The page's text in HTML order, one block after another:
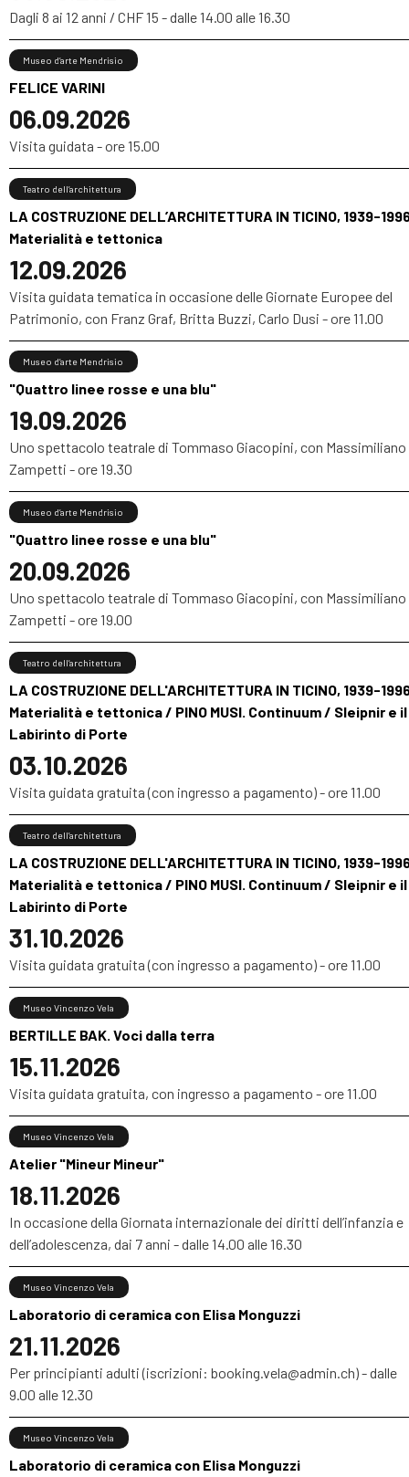
Dagli 8 ai 12 anni / CHF 15 - dalle 14.00 alle 16.30
FELICE VARINI
06.09.2026
Museo d’arte Mendrisio
Visita guidata - ore 15.00
LA COSTRUZIONE DELL’ARCHITETTURA IN TICINO, 1939-
Materialità e tettonica
12.09.2026
Teatro dell’architettura
Visita guidata tematica in occasione delle Giornate Europee del
Patrimonio, con Franz Graf, Britta Buzzi, Carlo Dusi - ore 11.00
"Quattro linee rosse e una blu"
19.09.2026
Museo d’arte Mendrisio
Uno spettacolo teatrale di Tommaso Giacopini, con Massimiliano
Zampetti - ore 19.30
"Quattro linee rosse e una blu"
20.09.2026
Museo d’arte Mendrisio
Uno spettacolo teatrale di Tommaso Giacopini, con Massimiliano
Zampetti - ore 19.00
LA COSTRUZIONE DELL'ARCHITETTURA IN TICINO, 1939-
Materialità e tettonica / PINO MUSI. Continuum / Sleipnir e il
Labirinto di Porte
03.10.2026
Teatro dell’architettura
Visita guidata gratuita (con ingresso a pagamento) - ore 11.00
LA COSTRUZIONE DELL'ARCHITETTURA IN TICINO, 1939-
Materialità e tettonica / PINO MUSI. Continuum / Sleipnir e il
Labirinto di Porte
31.10.2026
Teatro dell’architettura
Visita guidata gratuita (con ingresso a pagamento) - ore 11.00
BERTILLE BAK. Voci dalla terra
15.11.2026
Museo Vincenzo Vela
Visita guidata gratuita, con ingresso a pagamento - ore 11.00
Atelier "Mineur Mineur"
18.11.2026
Museo Vincenzo Vela
In occasione della Giornata internazionale dei diritti dell’infanzia e
dell’adolescenza, dai 7 anni - dalle 14.00 alle 16.30
Laboratorio di ceramica con Elisa Monguzzi
21.11.2026
Museo Vincenzo Vela
Per principianti adulti (iscrizioni: booking.vela@admin.ch) - dalle
9.00 alle 12.30
Laboratorio di ceramica con Elisa Monguzzi
Museo Vincenzo Vela